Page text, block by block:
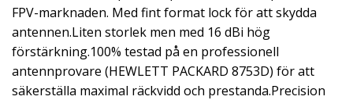
FPV-marknaden. Med fint format lock för att skydda
antennen.Liten storlek men med 16 dBi hög
förstärkning.100% testad på en professionell
antennprovare (HEWLETT PACKARD 8753D) för att
säkerställa maximal räckvidd och prestanda.Precision